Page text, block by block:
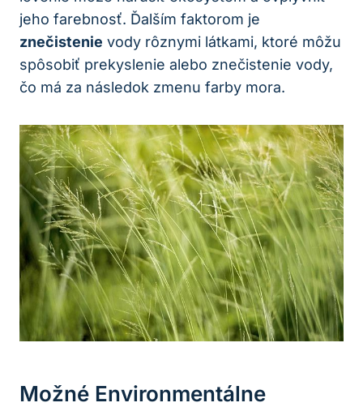
jeho farebnosť. Ďalším faktorom je
znečistenie vody rôznymi látkami, ktoré môžu
spôsobiť prekyslenie alebo znečistenie vody,
čo má za následok zmenu farby mora.
Možné Environmentálne